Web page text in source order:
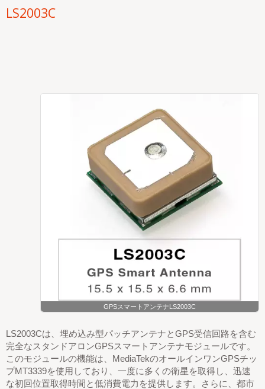
LS2003C
GPSスマートアンテナLS2003C
LS2003Cは、埋め込み型パッチアンテナとGPS受信回路を含む
完全なスタンドアロンGPSスマートアンテナモジュールです。
このモジュールの機能は、MediaTekのオールインワンGPSチッ
プMT3339を使用しており、一度に多くの衛星を取得し、迅速
な初回位置取得時間と低消費電力を提供します。さらに、都市